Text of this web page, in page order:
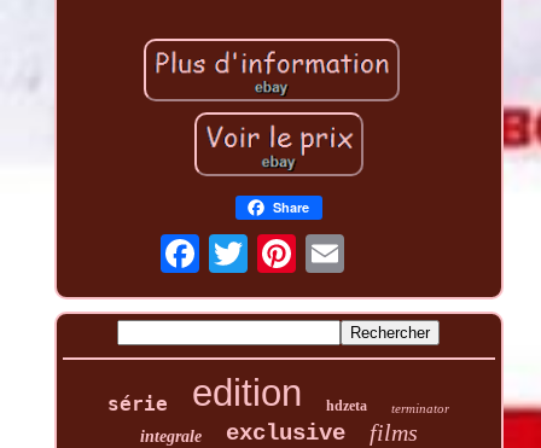
Share
série edition hdzeta terminator
integrale exclusive films